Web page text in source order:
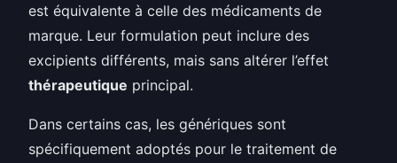
est équivalente à celle des médicaments de
marque. Leur formulation peut inclure des
excipients différents, mais sans altérer l’effet
thérapeutique principal.
Dans certains cas, les génériques sont
spécifiquement adoptés pour le traitement de